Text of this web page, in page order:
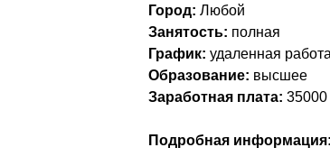
Город: Любой
Занятость: полная
График: удаленная
Образование: высшее
Заработная плата: 35000
Подробная информация: